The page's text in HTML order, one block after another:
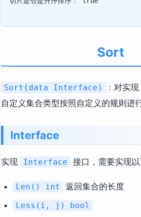
Sort
Sort(data Interface) ：对实现
自定义集合类型按照自定义的规则进
Interface
实现 Interface 接口，需要实现以
Len() int 返回集合的长度
Less(i, j) bool